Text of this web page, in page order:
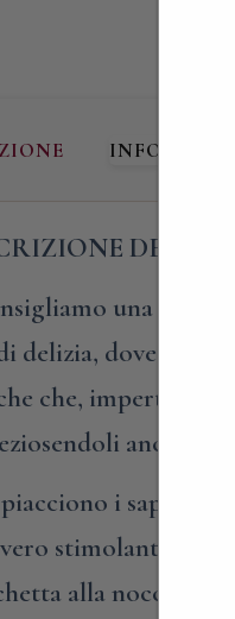
DELLA
una
delizia, dove si
che, imperterrite
ancora di
piacciono i sapori
stimolante; se,
alla nocciola e